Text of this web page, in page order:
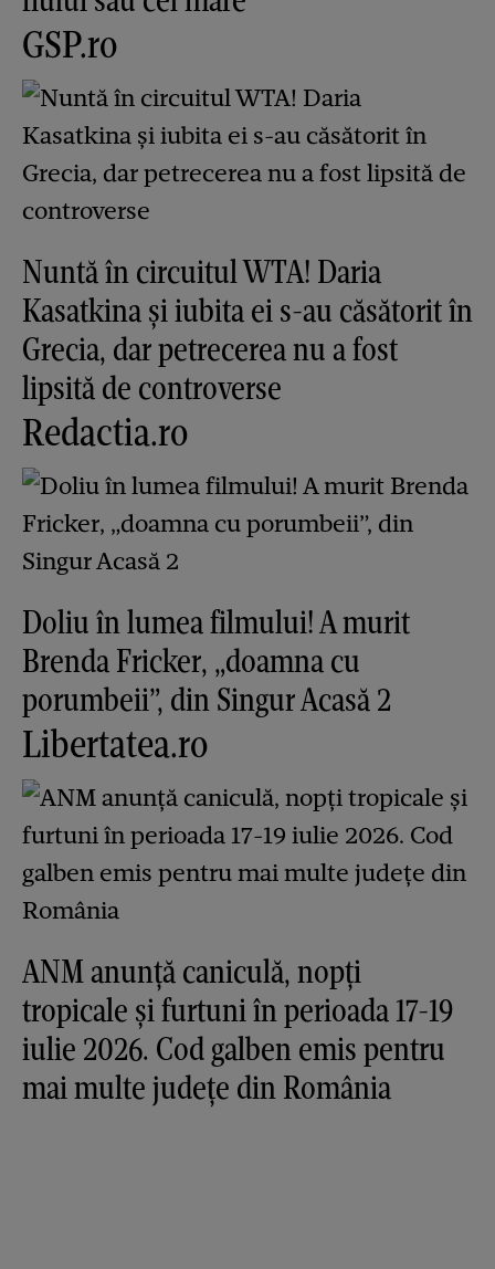
GSP.ro
Nuntă în circuitul WTA! Daria
Kasatkina și iubita ei s-au căsătorit în
Grecia, dar petrecerea nu a fost
lipsită de controverse
Redactia.ro
Doliu în lumea filmului! A murit
Brenda Fricker, „doamna cu
porumbeii”, din Singur Acasă 2
Libertatea.ro
ANM anunță caniculă, nopți
tropicale și furtuni în perioada 17-19
iulie 2026. Cod galben emis pentru
mai multe județe din România